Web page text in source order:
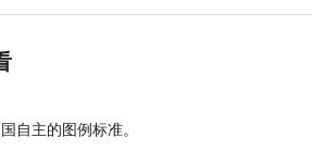
自主的图例标准。